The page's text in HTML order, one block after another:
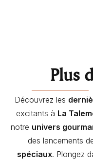
Plus
Découvrez les
excitants à La
notre univers
des lancements
spéciaux. Plongez